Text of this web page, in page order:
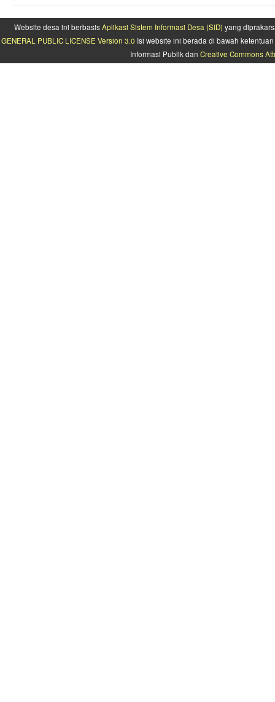
Website desa ini berbasisAplikasi Sistem Informasi Desa (SID) yang
GENERAL PUBLIC LICENSE Version 3.0 Isi website ini berada di bawah
Informasi Publik dan Creative Commons